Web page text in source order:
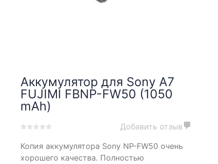
Аккумулятор для Sony A7
FUJIMI FBNP-FW50 (1050
mAh)
out
Добавить отзыв
Копия аккумулятора Sony NP-FW50 очень
хорошего качества. Полностью